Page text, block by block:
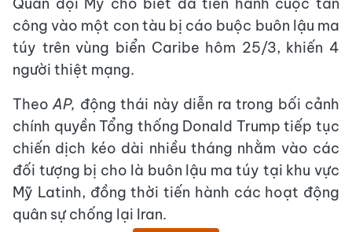
công vào một con tàu bị cáo buộc buôn lậu ma
túy trên vùng biển Caribe hôm 25/3, khiến 4
người thiệt mạng.
TheoAP, động thái này diễn ra trong bối cảnh
chính quyền Tổng thống Donald Trump tiếp tục
chiến dịch kéo dài nhiều tháng nhằm vào các
đối tượng bị cho là buôn lậu ma túy tại khu vực
Mỹ Latinh, đồng thời tiến hành các hoạt động
quân sự chống lại Iran.